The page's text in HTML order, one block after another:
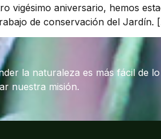
vigésimo aniversario, hemos
de conservación del Jardín.
la naturaleza es más fácil de
nuestra misión.